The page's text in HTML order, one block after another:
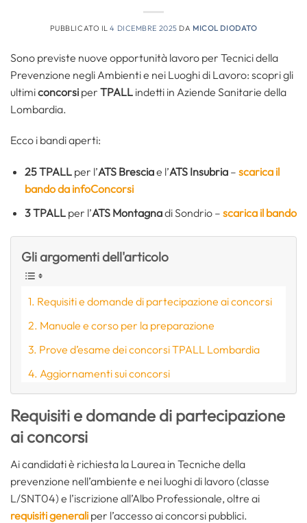
PUBBLICATO IL4 DICEMBRE 2025 DA MICOL DIODATO
Sono previste nuove opportunità lavoro per Tecnici della
Prevenzione negli Ambienti e nei Luoghi di Lavoro: scopri gli
ultimiconcorsi per TPALL indetti in Aziende Sanitarie della
Lombardia.
Ecco i bandi aperti:
25 TPALLper l’ATS Bresciae l’ATS Insubria– scarica il
bando da infoConcorsi
3 TPALLper l’ATS Montagnadi Sondrio – scarica il bando
Gli argomenti dell'articolo
Requisiti e domande di partecipazione ai concorsi
Manuale e corso per la preparazione
Prove d’esame dei concorsi TPALL Lombardia
Aggiornamenti sui concorsi
Requisiti e domande di partecipazione
ai concorsi
Ai candidati è richiesta la Laurea in Tecniche della
prevenzione nell’ambiente e nei luoghi di lavoro (classe
L/SNT04) e l’iscrizione all’Albo Professionale, oltre ai
requisiti generali per l’accesso ai concorsi pubblici.